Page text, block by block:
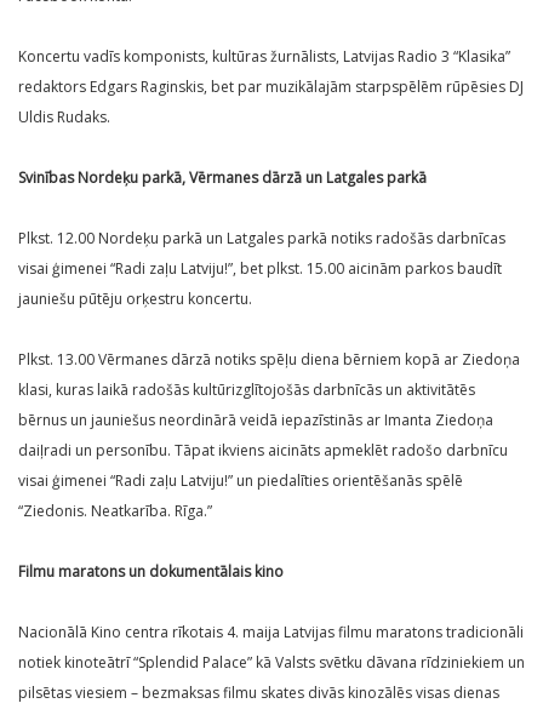
Koncertu vadīs komponists, kultūras žurnālists, Latvijas Radio 3 “Klasika”
redaktors Edgars Raginskis, bet par muzikālajām starpspēlēm rūpēsies DJ
Uldis Rudaks.
Svinības Nordeķu parkā, Vērmanes dārzā un Latgales parkā
Plkst. 12.00 Nordeķu parkā un Latgales parkā notiks radošās darbnīcas
visai ģimenei “Radi zaļu Latviju!”, bet plkst. 15.00 aicinām parkos baudīt
jauniešu pūtēju orķestru koncertu.
Plkst. 13.00 Vērmanes dārzā notiks spēļu diena bērniem kopā ar Ziedoņa
klasi, kuras laikā radošās kultūrizglītojošās darbnīcās un aktivitātēs
bērnus un jauniešus neordinārā veidā iepazīstinās ar Imanta Ziedoņa
daiļradi un personību. Tāpat ikviens aicināts apmeklēt radošo darbnīcu
visai ģimenei “Radi zaļu Latviju!” un piedalīties orientēšanās spēlē
“Ziedonis. Neatkarība. Rīga.”
Filmu maratons un dokumentālais kino
Nacionālā Kino centra rīkotais 4. maija Latvijas filmu maratons tradicionāli
notiek kinoteātrī “Splendid Palace” kā Valsts svētku dāvana rīdziniekiem un
pilsētas viesiem – bezmaksas filmu skates divās kinozālēs visas dienas